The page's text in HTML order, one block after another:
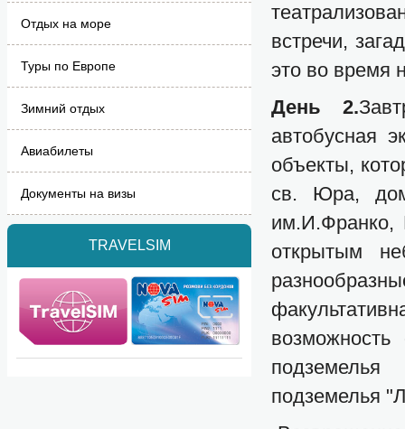
Отдых на море
Туры по Европе
Зимний отдых
Авиабилеты
Документы на визы
TRAVELSIM
встречи,
это во время
День 2.
автобусная
объекты,
св. Юра, дом
им.И.Франко,
открытым
возможность
подземелья